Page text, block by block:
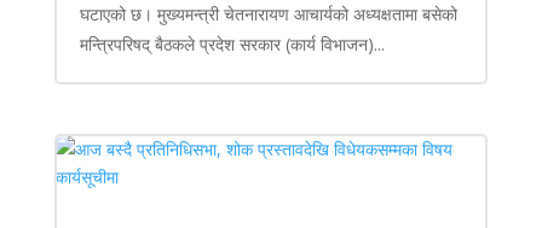
घटाएको छ। मुख्यमन्त्री चेतनारायण आचार्यको अध्यक्षतामा बसेको
मन्त्रिपरिषद् बैठकले प्रदेश सरकार (कार्य विभाजन)...